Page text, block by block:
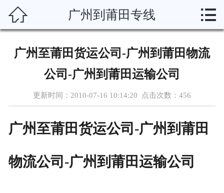

分类托运
物流资讯
联系我们
 广州到莆田专线 
广州至莆田货运公司-广州到莆田物流
公司-广州到莆田运输公司
更新时间：2010-07-16 10:14:20 点击次数： 456
广州至莆田货运公司 -广州到莆田
物流公司 -广州到莆田运输公司